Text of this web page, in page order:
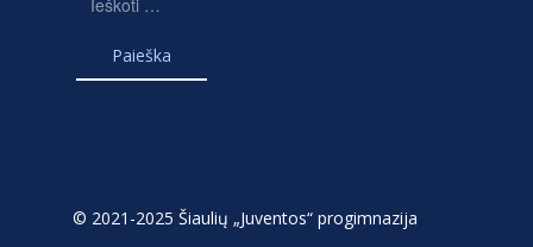
© 2021-2025 Šiaulių „Juventos“ progimnazija